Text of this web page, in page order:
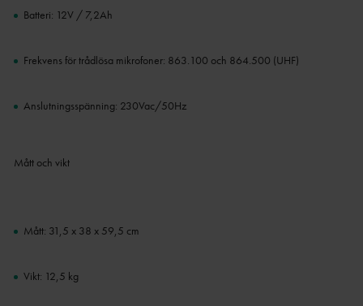
Batteri: 12V / 7,2Ah
Frekvens för trådlösa mikrofoner: 863.100 och 864.500 (UHF)
Anslutningsspänning: 230Vac/50Hz
Mått och vikt
Mått: 31,5 x 38 x 59,5 cm
Vikt: 12,5 kg